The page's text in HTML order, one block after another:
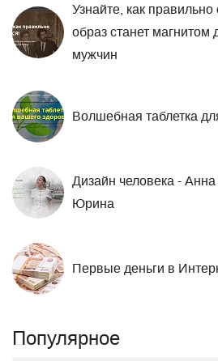
Узнайте, как
образ станет
мужчин
Волшебная таблетка
Дизайн человека -
Юрина
Первые деньги в
Популярное